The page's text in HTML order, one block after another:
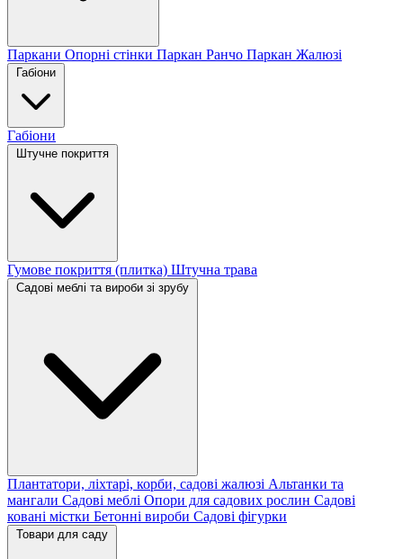
Паркани Опорні стінки Паркан Ранчо Паркан Жалюзі
Габіони
Габіони
Штучне покриття
Гумове покриття (плитка) Штучна трава
Садові меблі та вироби зі зрубу
Плантатори, ліхтарі, корби, садові жалюзі Альтанки та
мангали Садові меблі Опори для садових рослин Садові
ковані містки Бетонні вироби Садові фігурки
Товари для саду